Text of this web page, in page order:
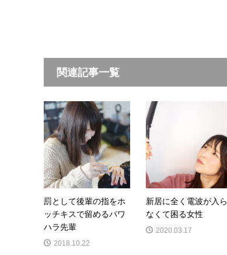
関連記事一覧
罰として後輩の指をホ
ッチキスで留めるパワ
ハラ先輩
2018.10.22
新居に全く電波が入ら
なくて困る女性
2020.03.17